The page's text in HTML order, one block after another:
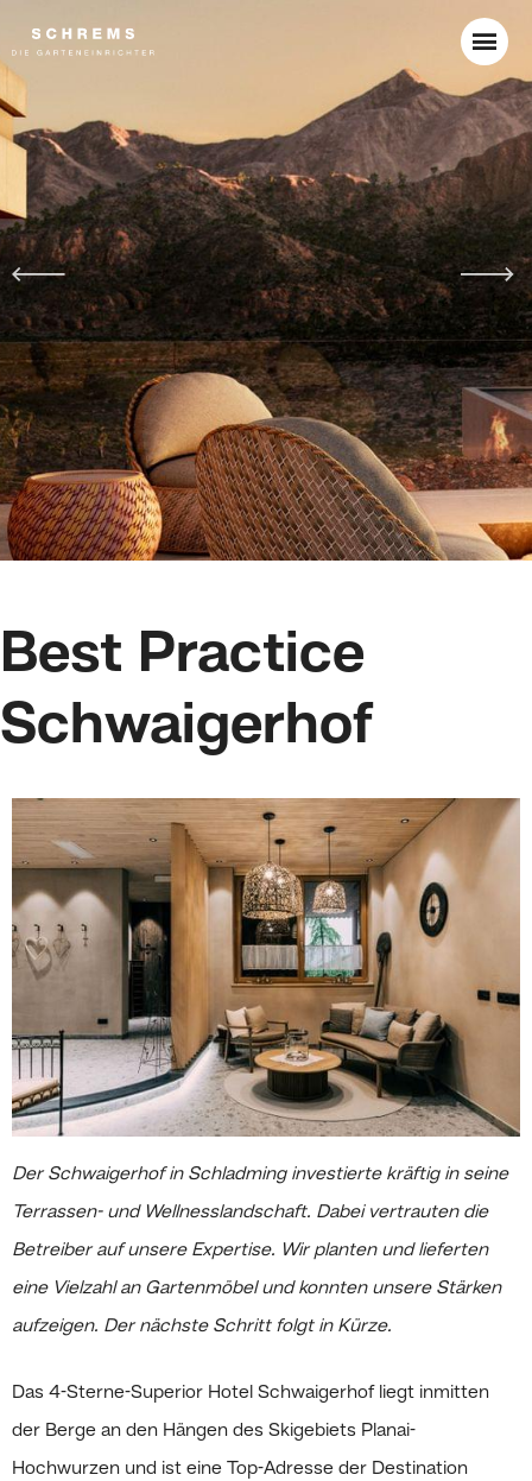
Best Practice
Schwaigerhof
Der Schwaigerhof in Schladming investierte kräftig in seine
Terrassen- und Wellnesslandschaft. Dabei vertrauten die
Betreiber auf unsere Expertise. Wir planten und lieferten
eine Vielzahl an Gartenmöbel und konnten unsere Stärken
aufzeigen. Der nächste Schritt folgt in Kürze.
Das 4-Sterne-Superior Hotel Schwaigerhof liegt inmitten
der Berge an den Hängen des Skigebiets Planai-
Hochwurzen und ist eine Top-Adresse der Destination